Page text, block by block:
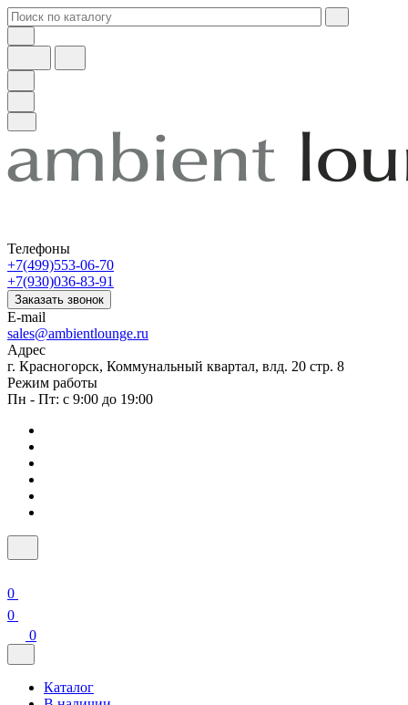
Телефоны
+7(499)553-06-70
+7(930)036-83-91
Заказать звонок
E-mail
sales@ambientlounge.ru
Адрес
г. Красногорск, Коммунальный квартал, влд. 20 стр. 8
Режим работы
Пн - Пт: с 9:00 до 19:00
0
0
0
Каталог